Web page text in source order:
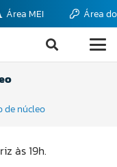
Área MEI Área
de núcleo
às 19h.